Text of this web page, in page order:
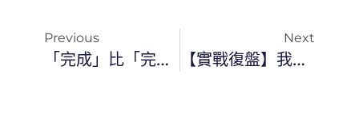
Previous
「完成」比「完美」更重要：寫日記 4142 天後，我領悟的 2026 行動羅盤
Next
【實戰復盤】我如何用 AI Agent 打造自己的「Youtube 影音智慧大腦」？